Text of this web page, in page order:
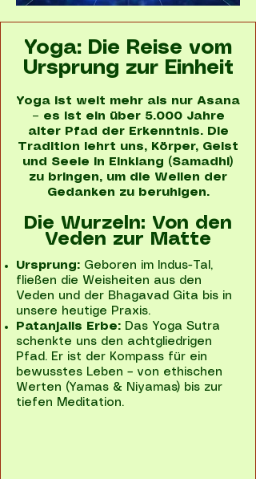
Yoga: Die Reise vom
Ursprung zur Einheit
Yoga ist weit mehr als nur Asana
– es ist ein über 5.000 Jahre
alter Pfad der Erkenntnis. Die
Tradition lehrt uns, Körper, Geist
und Seele in Einklang (Samadhi)
zu bringen, um die Wellen der
Gedanken zu beruhigen.
Die Wurzeln: Von den
Veden zur Matte
Ursprung: Geboren im Indus-Tal,
fließen die Weisheiten aus den
Veden und der Bhagavad Gita bis in
unsere heutige Praxis.
Patanjalis Erbe: Das Yoga Sutra
schenkte uns den achtgliedrigen
Pfad. Er ist der Kompass für ein
bewusstes Leben – von ethischen
Werten (Yamas & Niyamas) bis zur
tiefen Meditation.